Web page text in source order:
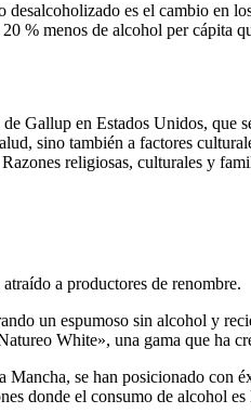
es el cambio en
% menos de alcohol per cápita
Gallup en Estados Unidos,
sino también a factores
religiosas, culturales y
a productores de renombre.
un espumoso sin alcohol y
White», una gama que ha
Mancha, se han posicionado con
donde el consumo de alcohol